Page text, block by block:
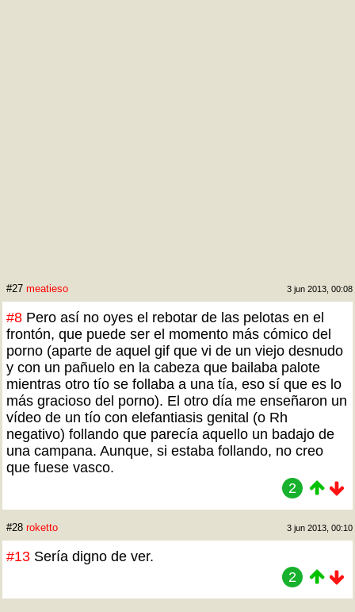
#27 meatieso 3 jun 2013, 00:08
#8 Pero así no oyes el rebotar de las pelotas en el
frontón, que puede ser el momento más cómico del
porno (aparte de aquel gif que vi de un viejo desnudo
y con un pañuelo en la cabeza que bailaba palote
mientras otro tío se follaba a una tía, eso sí que es lo
más gracioso del porno). El otro día me enseñaron un
vídeo de un tío con elefantiasis genital (o Rh
negativo) follando que parecía aquello un badajo de
una campana. Aunque, si estaba follando, no creo
que fuese vasco.
2
#28 roketto 3 jun 2013, 00:10
#13 Sería digno de ver.
2